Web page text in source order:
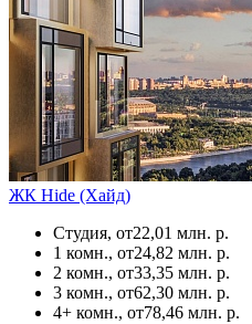
ЖК Hide (Хайд)
Студия, от22,01 млн. р.
1 комн., от24,82 млн. р.
2 комн., от33,35 млн. р.
3 комн., от62,30 млн. р.
4+ комн., от78,46 млн. р.